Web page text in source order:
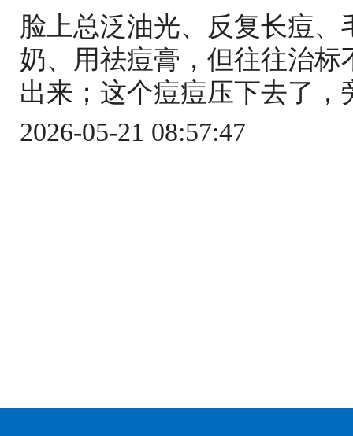
脸上总泛油光、反复长痘
奶、用祛痘膏，但往往治
出来；这个痘痘压下去了
2026-05-21 08:57:47